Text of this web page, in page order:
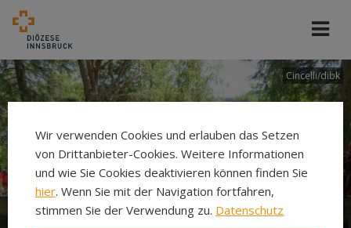
Cincelli/dibk
Wir verwenden Cookies und erlauben das Setzen
von Drittanbieter-Cookies. Weitere Informationen
und wie Sie Cookies deaktivieren können finden Sie
hier. Wenn Sie mit der Navigation fortfahren,
stimmen Sie der Verwendung zu. Datenschutz